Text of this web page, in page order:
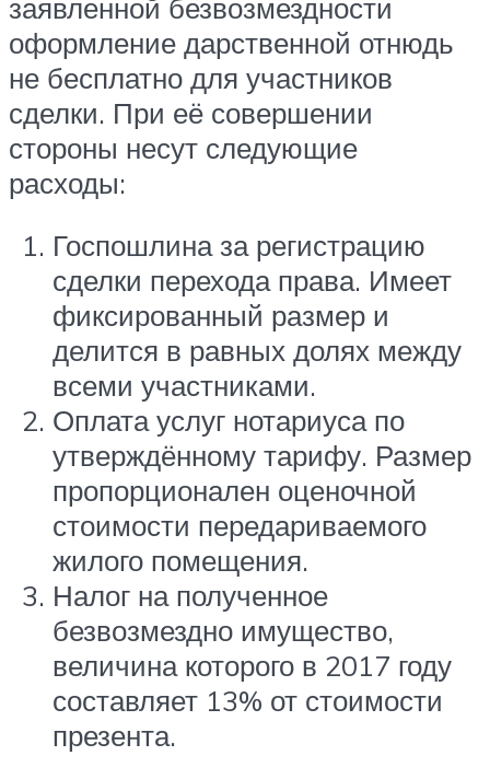
заявленной безвозмездности
оформление дарственной отнюдь
не бесплатно для участников
сделки. При её совершении
стороны несут следующие
расходы:
Госпошлина за регистрацию
сделки перехода права. Имеет
фиксированный размер и
делится в равных долях между
всеми участниками.
Оплата услуг нотариуса по
утверждённому тарифу. Размер
пропорционален оценочной
стоимости передариваемого
жилого помещения.
Налог на полученное
безвозмездно имущество,
величина которого в 2017 году
составляет 13% от стоимости
презента.